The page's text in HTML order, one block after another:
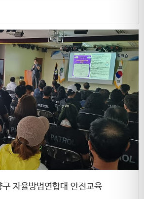
자율방법연합대 안전교육